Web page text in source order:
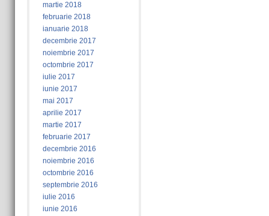
martie 2018
februarie 2018
ianuarie 2018
decembrie 2017
noiembrie 2017
octombrie 2017
iulie 2017
iunie 2017
mai 2017
aprilie 2017
martie 2017
februarie 2017
decembrie 2016
noiembrie 2016
octombrie 2016
septembrie 2016
iulie 2016
iunie 2016